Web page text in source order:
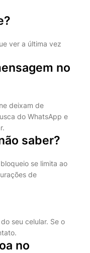
ver a última vez
no
deixam de
do WhatsApp e
saber?
se limita ao
de
seu celular. Se o
no